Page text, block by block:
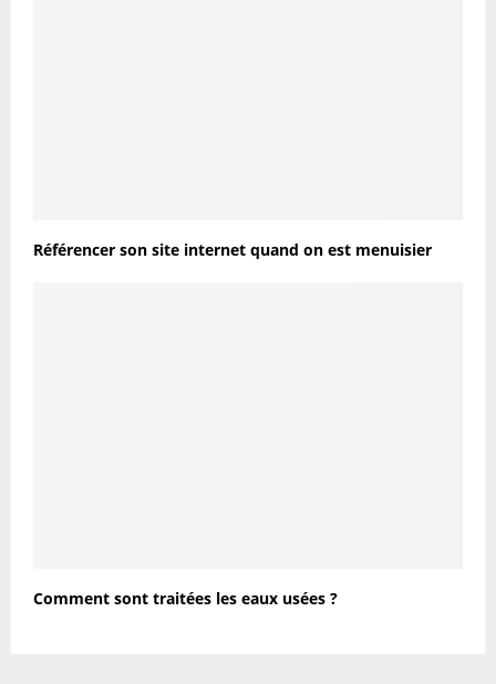
Référencer son site internet quand on est menuisier
Comment sont traitées les eaux usées ?